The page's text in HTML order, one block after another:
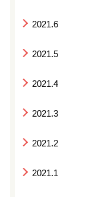
2021.6
2021.5
2021.4
2021.3
2021.2
2021.1